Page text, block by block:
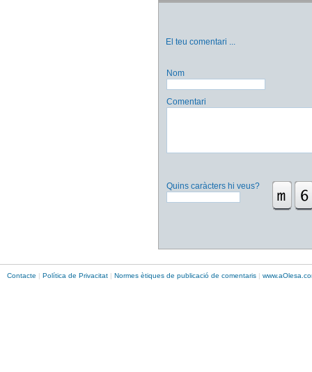
El teu comentari ...
Nom
Comentari
Quins caràcters hi veus?
Contacte | Política de Privacitat | Normes ètiques de publicació de comentaris | www.aOlesa